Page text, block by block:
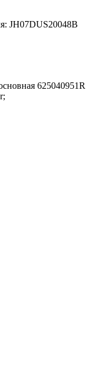
JH07DUS20048B
625040951R